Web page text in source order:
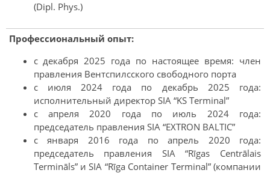
(Dipl. Phys.)
Профессиональный опыт:
с декабря 2025 года по настоящее время: член
правления Вентспилсского свободного порта
с июля 2024 года по декабрь 2025 года:
исполнительный директор SIA “KS Terminal”
с апреля 2020 года по июль 2024 года:
председатель правления SIA “EXTRON BALTIC”
с января 2016 года по апрель 2020 года:
председатель правления SIA “Rīgas Centrālais
Termināls” и SIA “Rīga Container Terminal” (компании